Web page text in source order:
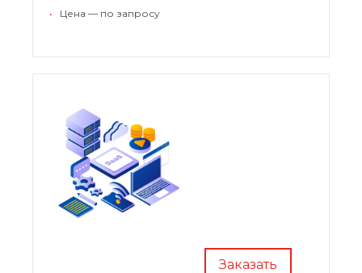
• Цена — по запросу
Заказать